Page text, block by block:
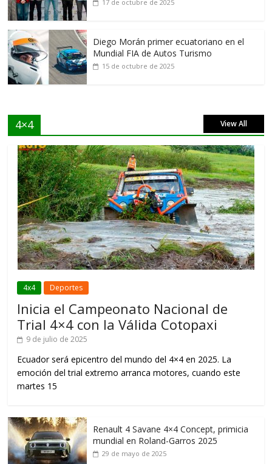
17 de octubre de 2025
Diego Morán primer ecuatoriano en el
Mundial FIA de Autos Turismo
15 de octubre de 2025
4×4 View All
4x4 Deportes
Inicia el Campeonato Nacional de
Trial 4×4 con la Válida Cotopaxi
9 de julio de 2025
Ecuador será epicentro del mundo del 4×4 en 2025. La
emoción del trial extremo arranca motores, cuando este
martes 15
Renault 4 Savane 4×4 Concept, primicia
mundial en Roland-Garros 2025
29 de mayo de 2025